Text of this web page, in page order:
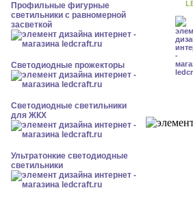
Профильные фигурные
светильники с равномерной
засветкой
Светодиодные прожекторы
Светодиодные светильники
для ЖКХ
Ультратонкие светодиодные
светильники